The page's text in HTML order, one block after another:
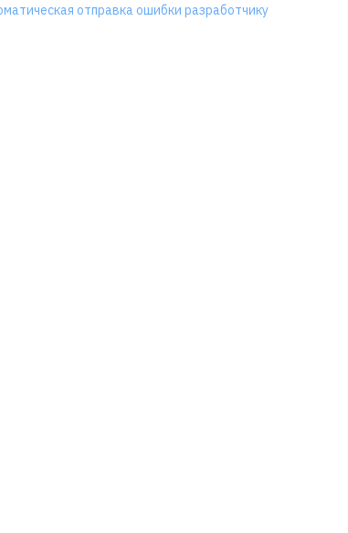
отправка ошибки разработчику